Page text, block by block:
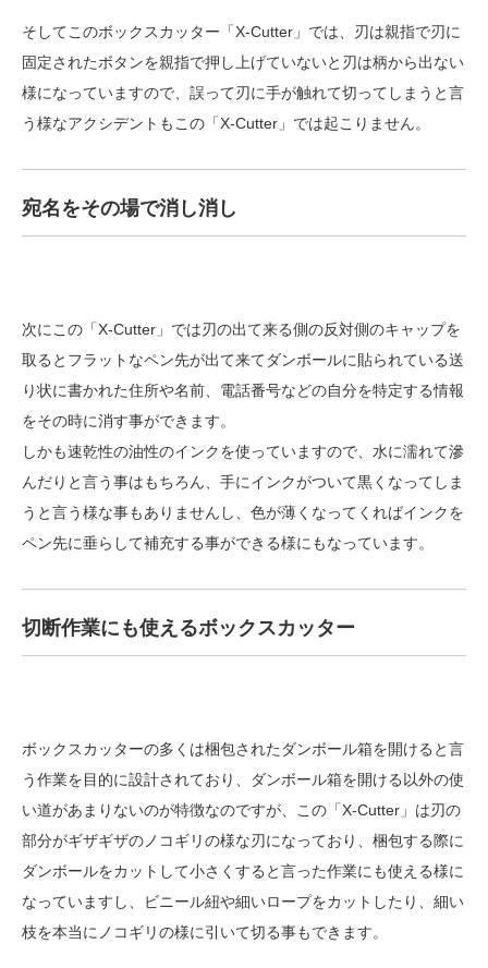
そしてこのボックスカッター「X-Cutter」では、刃は親指で刃に
固定されたボタンを親指で押し上げていないと刃は柄から出ない
様になっていますので、誤って刃に手が触れて切ってしまうと言
う様なアクシデントもこの「X-Cutter」では起こりません。
宛名をその場で消し消し
次にこの「X-Cutter」では刃の出て来る側の反対側のキャップを
取るとフラットなペン先が出て来てダンボールに貼られている送
り状に書かれた住所や名前、電話番号などの自分を特定する情報
をその時に消す事ができます。
しかも速乾性の油性のインクを使っていますので、水に濡れて滲
んだりと言う事はもちろん、手にインクがついて黒くなってしま
うと言う様な事もありませんし、色が薄くなってくればインクを
ペン先に垂らして補充する事ができる様にもなっています。
切断作業にも使えるボックスカッター
ボックスカッターの多くは梱包されたダンボール箱を開けると言
う作業を目的に設計されており、ダンボール箱を開ける以外の使
い道があまりないのが特徴なのですが、この「X-Cutter」は刃の
部分がギザギザのノコギリの様な刃になっており、梱包する際に
ダンボールをカットして小さくすると言った作業にも使える様に
なっていますし、ビニール紐や細いロープをカットしたり、細い
枝を本当にノコギリの様に引いて切る事もできます。